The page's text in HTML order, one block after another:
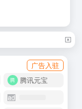
广告入驻
腾讯元宝